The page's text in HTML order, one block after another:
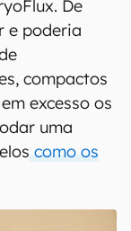
a mais em
do
segundos.
essas
na
De